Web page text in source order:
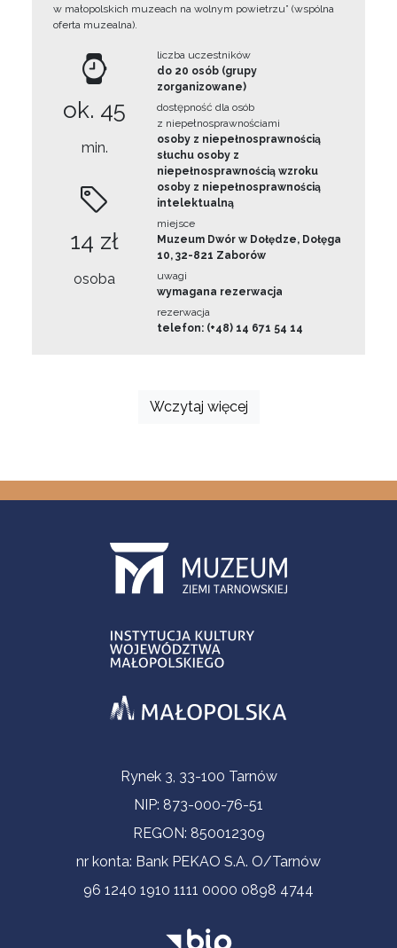
w małopolskich muzeach na wolnym powietrzu” (wspólna
oferta muzealna).
ok. 45
min.
14 zł
osoba
liczba uczestników
do 20 osób (grupy
zorganizowane)
dostępność dla osób
z niepełnosprawnościami
osoby z niepełnosprawnością
słuchu osoby z
niepełnosprawnością wzroku
osoby z niepełnosprawnością
intelektualną
miejsce
Muzeum Dwór w Dołędze, Dołęga
10, 32-821 Zaborów
uwagi
wymagana rezerwacja
rezerwacja
telefon: (+48) 14 671 54 14
Wczytaj więcej
Informacje kontaktoweRynek 3, 33-100 Tarnów
NIP: 873-000-76-51
REGON: 850012309
nr konta: Bank PEKAO S.A. O/Tarnów
96 1240 1910 1111 0000 0898 4744